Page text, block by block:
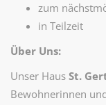
zum
in Teilzeit
Über Uns:
Unser Haus St.
Bewohnerinnen